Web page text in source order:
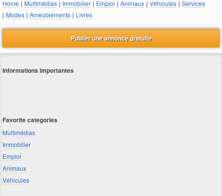
Home | Multimédias | Immobilier | Emploi | Animaux | Véhicules | Services
| Modes | Ameublements | Livres
Publier une annonce gratuite
Informations importantes
Favorite categories
Multimédias
Immobilier
Emploi
Animaux
Véhicules